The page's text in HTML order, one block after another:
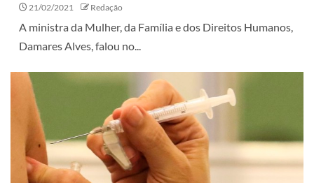
21/02/2021 Redação
A ministra da Mulher, da Família e dos Direitos Humanos,
Damares Alves, falou no...